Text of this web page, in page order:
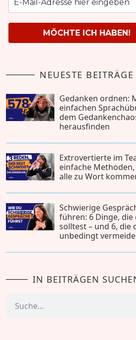
MÖCHTE ICH HABEN!
NEUESTE BEITRÄGE
Gedanken ordnen:
einfachen
dem
herausfinden
Extrovertierte im
einfache
alle zu Wort
Schwierige
führen: 6 Dinge, die
solltest – und 6, die
unbedingt
IN BEITRÄGEN